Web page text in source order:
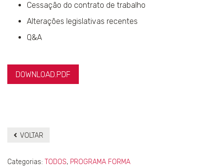
Cessação do contrato de trabalho
Alterações legislativas recentes
Q&A
DOWNLOAD.PDF
VOLTAR
Categorias: TODOS, PROGRAMA FORMA